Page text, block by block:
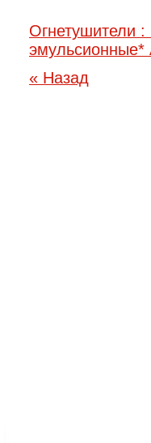
Огнетушители :
эмульсионные*
« Назад